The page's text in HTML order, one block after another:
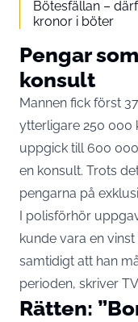
Bötesfällan –
kronor i böter
Pengar
konsult
Mannen fick först
ytterligare 250 000
uppgick till 600
en konsult. Trots
pengarna på
I polisförhör
kunde vara en
samtidigt att han
perioden, skriver
Rätten: